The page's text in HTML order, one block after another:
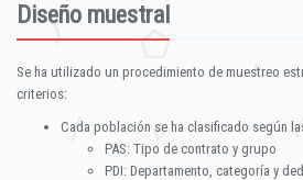
Diseño muestral
Se ha utilizado un procedimiento de muestreo
criterios:
Cada población se ha clasificado según
PAS: Tipo de contrato y grupo
PDI: Departamento, categoría y